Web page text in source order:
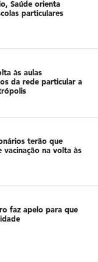
Saúde orienta
particulares
às aulas
da rede particular a
terão que
vacinação na volta às
faz apelo para que